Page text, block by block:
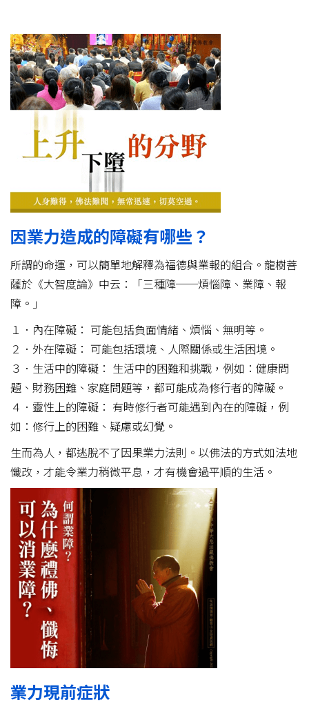
因業力造成的障礙有哪些？
所謂的命運，可以簡單地解釋為福德與業報的組合。龍樹菩
薩於《大智度論》中云：「三種障──煩惱障、業障、報
障。」
１．內在障礙： 可能包括負面情緒、煩惱、無明等。
２．外在障礙： 可能包括環境、人際關係或生活困境。
３．生活中的障礙： 生活中的困難和挑戰，例如：健康問
題、財務困難、家庭問題等，都可能成為修行者的障礙。
４．靈性上的障礙： 有時修行者可能遇到內在的障礙，例
如：修行上的困難、疑慮或幻覺。
生而為人，都逃脫不了因果業力法則。以佛法的方式如法地
懺改，才能令業力稍微平息，才有機會過平順的生活。
業力現前症狀